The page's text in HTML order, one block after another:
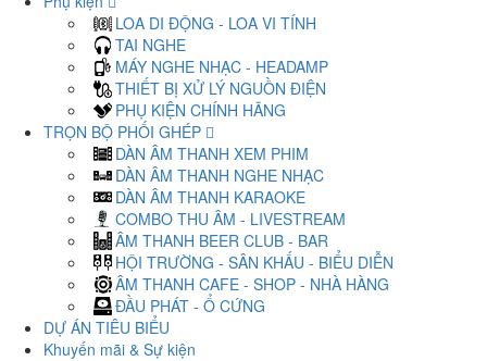
LOA DI ĐỘNG - LOA VI TÍNH
TAI NGHE
MÁY NGHE NHẠC - HEADAMP
THIẾT BỊ XỬ LÝ NGUỒN ĐIỆN
PHỤ KIỆN CHÍNH HÃNG
TRỌN BỘ PHỐI GHÉP
DÀN ÂM THANH XEM PHIM
DÀN ÂM THANH NGHE NHẠC
DÀN ÂM THANH KARAOKE
COMBO THU ÂM - LIVESTREAM
ÂM THANH BEER CLUB - BAR
HỘI TRƯỜNG - SÂN KHẤU - BIỂU DIỄN
ÂM THANH CAFE - SHOP - NHÀ HÀNG
ĐẦU PHÁT - Ổ CỨNG
DỰ ÁN TIÊU BIỂU
Khuyến mãi & Sự kiện